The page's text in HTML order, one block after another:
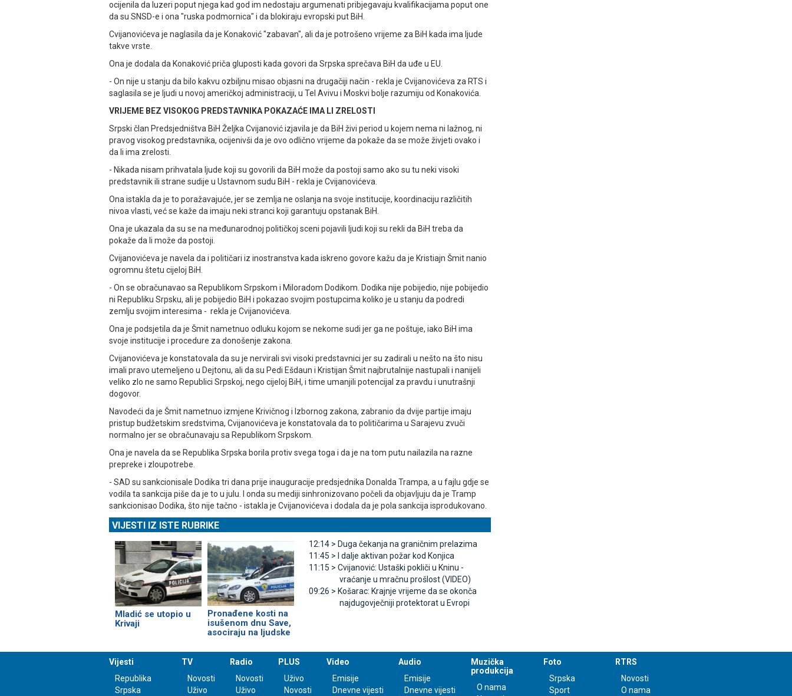
ocijenila da luzeri poput njega kad god im nedostaju argumenati pribjegavaju kvalifikacijama poput one
da su SNSD-e i ona "ruska podmornica" i da blokiraju evropski put BiH.
Cvijanovićeva je naglasila da je Konaković "zabavan", ali da je potrošeno vrijeme za BiH kada ima ljude
takve vrste.
Ona je dodala da Konaković priča gluposti kada govori da Srpska sprečava BiH da uđe u EU.
- On nije u stanju da bilo kakvu ozbiljnu misao objasni na drugačiji način - rekla je Cvijanovićeva za RTS i
saglasila se je ljudi u novoj američkoj administraciji, u Tel Avivu i Moskvi bolje razumiju od Konakovića.
VRIЈEME BEZ VISOKOG PREDSTAVNIKA POKAZAĆE IMA LI ZRELOSTI
Srpski član Predsjedništva BiH Željka Cvijanović izjavila je da BiH živi period u kojem nema ni lažnog, ni
pravog visokog predstavnika, ocijenivši da je ovo odlično vrijeme da pokaže da se može živjeti ovako i
da li ima zrelosti.
- Nikada nisam prihvatala ljude koji su govorili da BiH može da postoji samo ako su tu neki visoki
predstavnik ili strane sudije u Ustavnom sudu BiH - rekla je Cvijanovićeva.
Ona istakla da je to poražavajuće, jer se zemlja ne oslanja na svoje institucije, koordinaciju različitih
nivoa vlasti, već se kaže da imaju neki stranci koji garantuju opstanak BiH.
Ona je ukazala da su se na međunarodnoj političkoj sceni pojavili ljudi koji su rekli da BiH treba da
pokaže da li može da postoji.
Cvijanovićeva je navela da i političari iz inostranstva kada iskreno govore kažu da je Kristiajn Šmit nanio
ogromnu štetu cijeloj BiH.
- On se obračunavao sa Republikom Srpskom i Miloradom Dodikom. Dodika nije pobijedio, nije pobijedio
ni Republiku Srpsku, ali je pobijedio BiH i pokazao svojim postupcima koliko je u stanju da podredi
zemlju svojim interesima - rekla je Cvijanovićeva.
Ona je podsjetila da je Šmit nametnuo odluku kojom se nekome sudi jer ga ne poštuje, iako BiH ima
svoje institucije i procedure za donošenje zakona.
Cvijanovićeva je konstatovala da su je nervirali svi visoki predstavnici jer su zadirali u nešto na što nisu
imali pravo utemeljeno u Dejtonu, ali da su Pedi Ešdaun i Kristijan Šmit najbrutalnije nastupali i nanijeli
veliko zlo ne samo Republici Srpskoj, nego cijeloj BiH, i time umanjili potencijal za pravdu i unutrašnji
dogovor.
Navodeći da je Šmit nametnuo izmjene Krivičnog i Izbornog zakona, zabranio da dvije partije imaju
pristup budžetskim sredstvima, Cvijanovićeva je konstatovala da to političarima u Sarajevu zvuči
normalno jer se obračunavaju sa Republikom Srpskom.
Ona je navela da se Republika Srpska borila protiv svega toga i da je na tom putu nailazila na razne
prepreke i zloupotrebe.
- SAD su sankcionisale Dodika tri dana prije inauguracije predsjednika Donalda Trampa, a u fajlu gdje se
vodila ta sankcija piše da je to u julu. I onda su mediji sinhronizovano počeli da objavljuju da je Tramp
sankcionisao Dodika, što nije tačno - istakla je Cvijanovićeva i dodala da je pola sankcija isprodukovano.
VIJESTI IZ ISTE RUBRIKE
Mladić se utopio u
Krivaji
Pronađene kosti na
isušenom dnu Save,
asociraju na ljudske
12:14 > Duga čekanja na graničnim prelazima
11:45 >
I dalje aktivan požar kod Konjica
11:15 > Cvijanović: Ustaški pokliči u Kninu -
vraćanje u mračnu prošlost (VIDEO)
09:26 > Košarac: Krajnje vrijeme da se okonča
najdugovječniji protektorat u Evropi
Vijesti
Republika
Srpska
TV
Novosti
Uživo
Radio
Novosti
Uživo
PLUS
Uživo
Novosti
Video
Emisije
Dnevne vijesti
Audio
Emisije
Dnevne vijesti
Muzička
produkcija
O nama
Foto
Srpska
Sport
RTRS
Novosti
O nama